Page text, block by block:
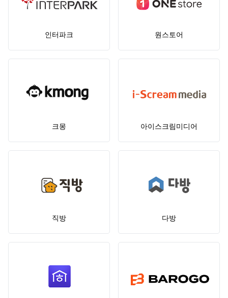
인터파크 원스토어
크몽 아이스크림미디어
직방 다방